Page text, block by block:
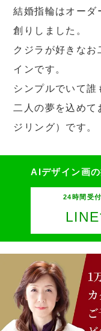
結婚指輪はオーダ
創りしました。
クジラが好きなお
インです。
シンプルでいて
二人の夢を込めて
ジリング）です。
AIデザイン画
24時間受